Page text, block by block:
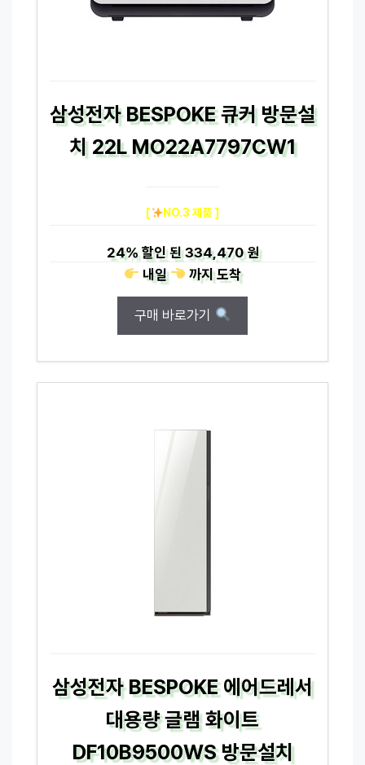
삼성전자 BESPOKE 큐커 방문설
치 22L MO22A7797CW1
[ NO.3 제품 ]
24%할인 된334,470 원
내일
까지도착
구매 바로가기
삼성전자 BESPOKE 에어드레서
대용량 글램 화이트
DF10B9500WS 방문설치